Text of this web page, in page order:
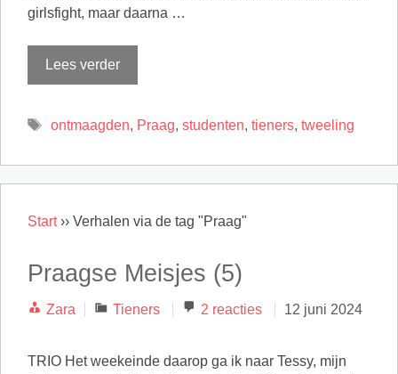
girlsfight, maar daarna …
Lees verder
Tags
ontmaagden, Praag, studenten, tieners, tweeling
Start›› Verhalen via de tag "Praag"
Praagse Meisjes (5)
Zara Categorieën
Tieners 2 reacties 12 juni 2024
TRIO Het weekeinde daarop ga ik naar Tessy, mijn